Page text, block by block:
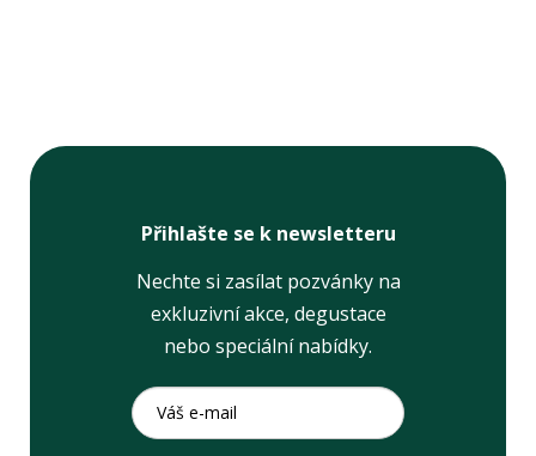
Přihlašte se k newsletteru
Nechte si zasílat pozvánky na
exkluzivní akce, degustace
nebo speciální nabídky.